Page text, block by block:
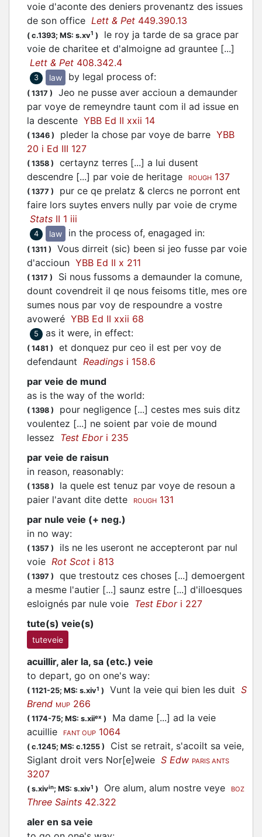
voie d'aconte des deniers provenantz des issues
de son office Lett & Pet 449.390.13
( c.1393; MS: s.xv1 )
le roy ja tarde de sa grace par
voie de charitee et d'almoigne ad grauntee [...]
Lett & Pet 408.342.4
3 law by legal process of:
( 1317 )
Jeo ne pusse aver accioun a demaunder
par voye de remeyndre taunt com il ad issue en
la descente YBB Ed II xxii 14
( 1346 ) pleder la chose par voye de barre YBB
20 i Ed III 127
( 1358 )
certaynz terres [...] a lui dusent
descendre [...] par voie de heritage
ROUGH 137
( 1377 )
pur ce qe prelatz & clercs ne porront ent
faire lors suytes envers nully par voie de cryme
Stats II 1 iii
4 law in the process of, enagaged in:
( 1311 )
Vous dirreit (sic) been si jeo fusse par voie
d'accioun YBB Ed II x 211
( 1317 )
Si nous fussoms a demaunder la comune,
dount covendreit il qe nous feisoms title, mes ore
sumes nous par voy de respoundre a vostre
avoweré YBB Ed II xxii 68
5 as it were, in effect:
( 1481 )
et donquez pur ceo il est per voy de
defendaunt Readings i 158.6
par veie de mund
as is the way of the world:
( 1398 )
pour negligence [...] cestes mes suis ditz
voulentez [...] ne soient par voie de mound
lessez Test Ebori 235
par veie de raisun
in reason, reasonably:
( 1358 )
la quele est tenuz par voye de resoun a
paier l'avant dite dette
ROUGH 131
par nule veie (+ neg.)
in no way:
( 1357 )
ils ne les useront ne accepteront par nul
voie Rot Scot i 813
( 1397 )
que trestoutz ces choses [...] demoergent
a mesme l'autier [...] saunz estre [...] d'illoesques
esloignés par nule voie Test Ebori 227
tute(s) veie(s)
tuteveie
acuillir, aler la, sa (etc.) veie
to depart, go on one's way:
( 1121-25; MS: s.xiv1 ) Vunt la veie qui bien les duit S
Brend MUP 266
( 1174-75; MS: s.xiiex )
Ma dame [...] ad la veie
acuillie
FANT OUP 1064
( c.1245; MS: c.1255 )
Cist se retrait, s'acoilt sa veie,
Siglant droit vers Nor[e]weie S Edw PARIS ANTS
3207
( s.xivin; MS: s.xiv1 ) Ore alum, alum nostre veye BOZ
Three Saints 42.322
aler en sa veie